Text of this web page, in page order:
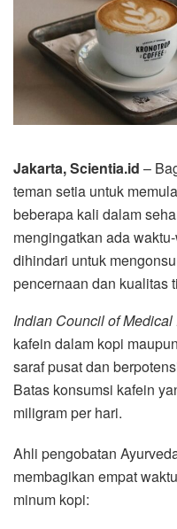
Jakarta, Scientia.id –
teman setia untuk
beberapa kali dalam
mengingatkan ada
dihindari untuk
pencernaan dan kualitas
Indian Council of
kafein dalam kopi
saraf pusat dan
Batas konsumsi kafein
miligram per hari.
Ahli pengobatan
membagikan empat
minum kopi: